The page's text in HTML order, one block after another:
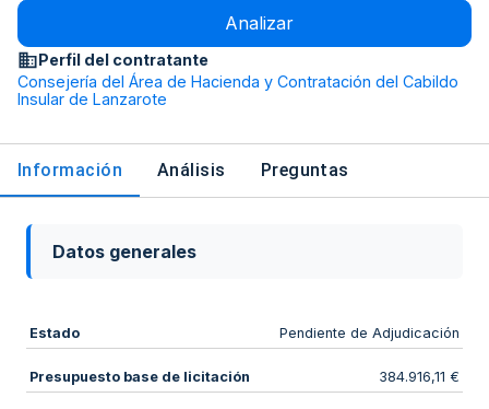
Analizar
Perfil del contratante
Consejería del Área de Hacienda y Contratación del Cabildo
Insular de Lanzarote
Información Análisis Preguntas
Datos generales
Estado Pendiente de Adjudicación
Presupuesto base de licitación 384.916,11 €